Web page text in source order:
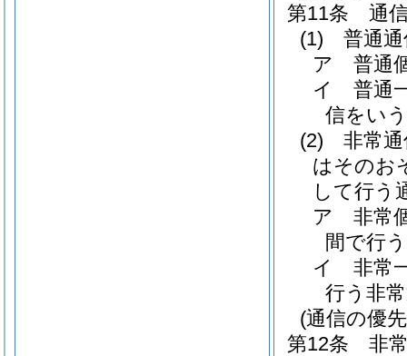
第11条
通
(1)
普通
ア
普通
イ
普通
信をい
(2)
非常
はそのお
して行う
ア
非常
間で行
イ
非常
行う非
(通信の優
第12条
非